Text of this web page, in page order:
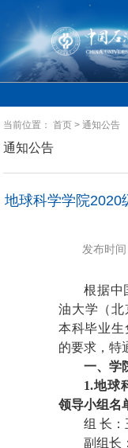
当前位置：首页 >通知公告
通知公告
地球科学学院2020
发布时
根据中
油大学（北
本科毕业生
的要求，特
一、学
1.地球
领导小组名
组 长：
副组长